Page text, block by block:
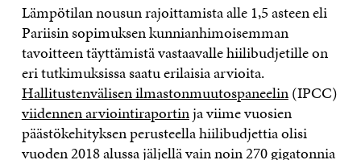
Lämpötilan nousun rajoittamista alle 1,5 asteen eli
Pariisin sopimuksen kunnianhimoisemman
tavoitteen täyttämistä vastaavalle hiilibudjetille on
eri tutkimuksissa saatu erilaisia arvioita.
Hallitustenvälisen ilmastonmuutospaneelin(IPCC)
viidennen arviointiraportinja viime vuosien
päästökehityksen perusteella hiilibudjettia olisi
vuoden 2018 alussa jäljellä vain noin 270 gigatonnia